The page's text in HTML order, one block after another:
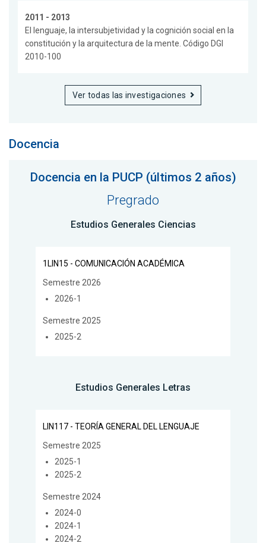
2011 - 2013
El lenguaje, la intersubjetividad y la cognición social en la
constitución y la arquitectura de la mente. Código DGI
2010-100
Ver todas las investigaciones
Docencia
Docencia en la PUCP (últimos 2 años)
Pregrado
Estudios Generales Ciencias
1LIN15 - COMUNICACIÓN ACADÉMICA
Semestre 2026
2026-1
Semestre 2025
2025-2
Estudios Generales Letras
LIN117 - TEORÍA GENERAL DEL LENGUAJE
Semestre 2025
2025-1
2025-2
Semestre 2024
2024-0
2024-1
2024-2